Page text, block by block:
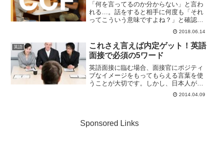
「何を言ってるのか分からない」と言わ
れる…。話をすると相手に何度も「それ
ってこういう意味ですよね？」と確認を
取られる…。もしかするとCCFを実践で
きていないことが原因かもしれません。
この記事ではコミュニケーションで大切
なCCFについて紹介し...
2018.06.14
英語
これさえ言えば内定ゲット！英語
面接で必須の5ワード
英語面接に臨む場合、面接官にポジティ
ブなイメージをもってもらえる言葉を使
うことが大切です。しかし、日本人が考
えるポジティブな言葉も、ネイティブが
聞くと少しニュアンスが違う場合もあり
2014.04.09
Sponsored Links